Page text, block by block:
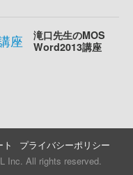
滝口先生のMOS
Word2013講座
プライバシーポリシー
Inc. All rights reserved.